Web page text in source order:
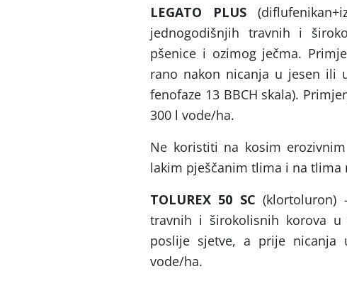
LEGATO PLUS
jednogodišnjih travnih i
pšenice i ozimog ječma.
rano nakon nicanja u jesen ili
fenofaze 13 BBCH skala).
300 l vode/ha.
Ne koristiti na kosim
lakim pješčanim tlima i na tlima
TOLUREX 50 SC (klortoluron)
travnih i širokolisnih korova
poslije sjetve, a prije
vode/ha.